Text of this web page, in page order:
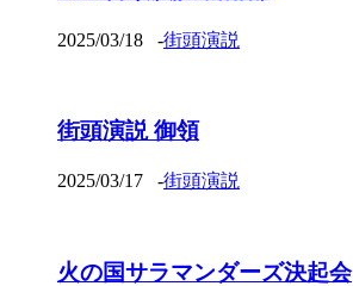
2025/03/18 -街頭演説
街頭演説 御領
2025/03/17 -街頭演説
火の国サラマンダーズ決起会